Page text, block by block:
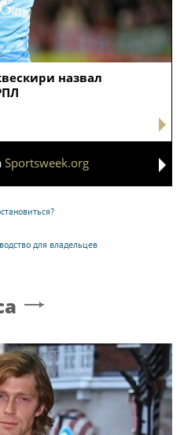
назвал
Sportsweek.org
для владельцев